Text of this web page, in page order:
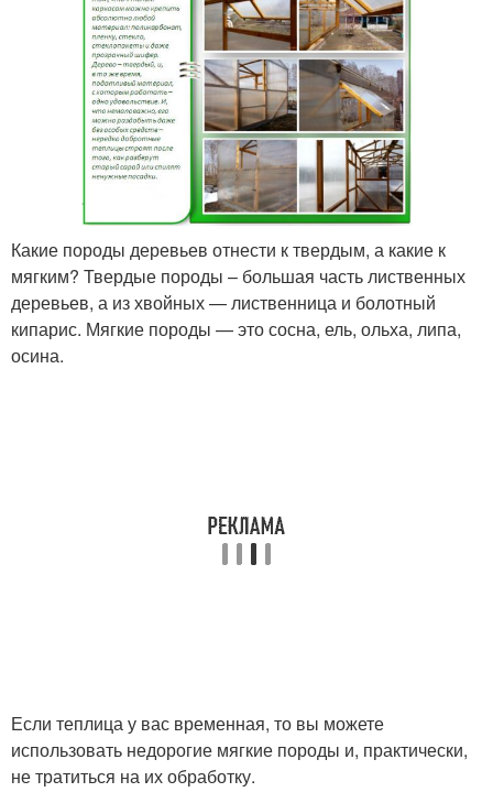
Какие породы деревьев отнести к твердым, а какие к
мягким? Твердые породы – большая часть лиственных
деревьев, а из хвойных — лиственница и болотный
кипарис. Мягкие породы — это сосна, ель, ольха, липа,
осина.
Если теплица у вас временная, то вы можете
использовать недорогие мягкие породы и, практически,
не тратиться на их обработку.